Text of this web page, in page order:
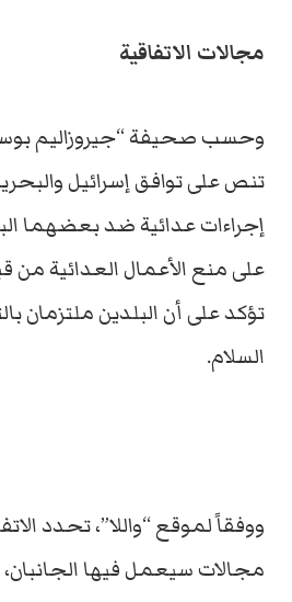
مجالات الاتفاقية
وحسب صحيفة “جيروزاليم
تنص على توافق إسرائيل
إجراءات عدائية ضد بعضهما
على منع الأعمال العدائية من
تؤكد على أن البلدين ملتزمان
السلام.
ووفقاً لموقع “واللا”، تحدد
مجالات سيعمل فيها الجانبان،